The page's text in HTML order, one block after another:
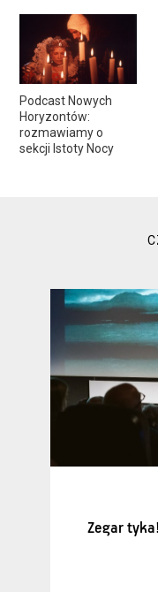
Podcast Nowych
Horyzontów:
rozmawiamy o
sekcji Istoty Nocy
Zegar